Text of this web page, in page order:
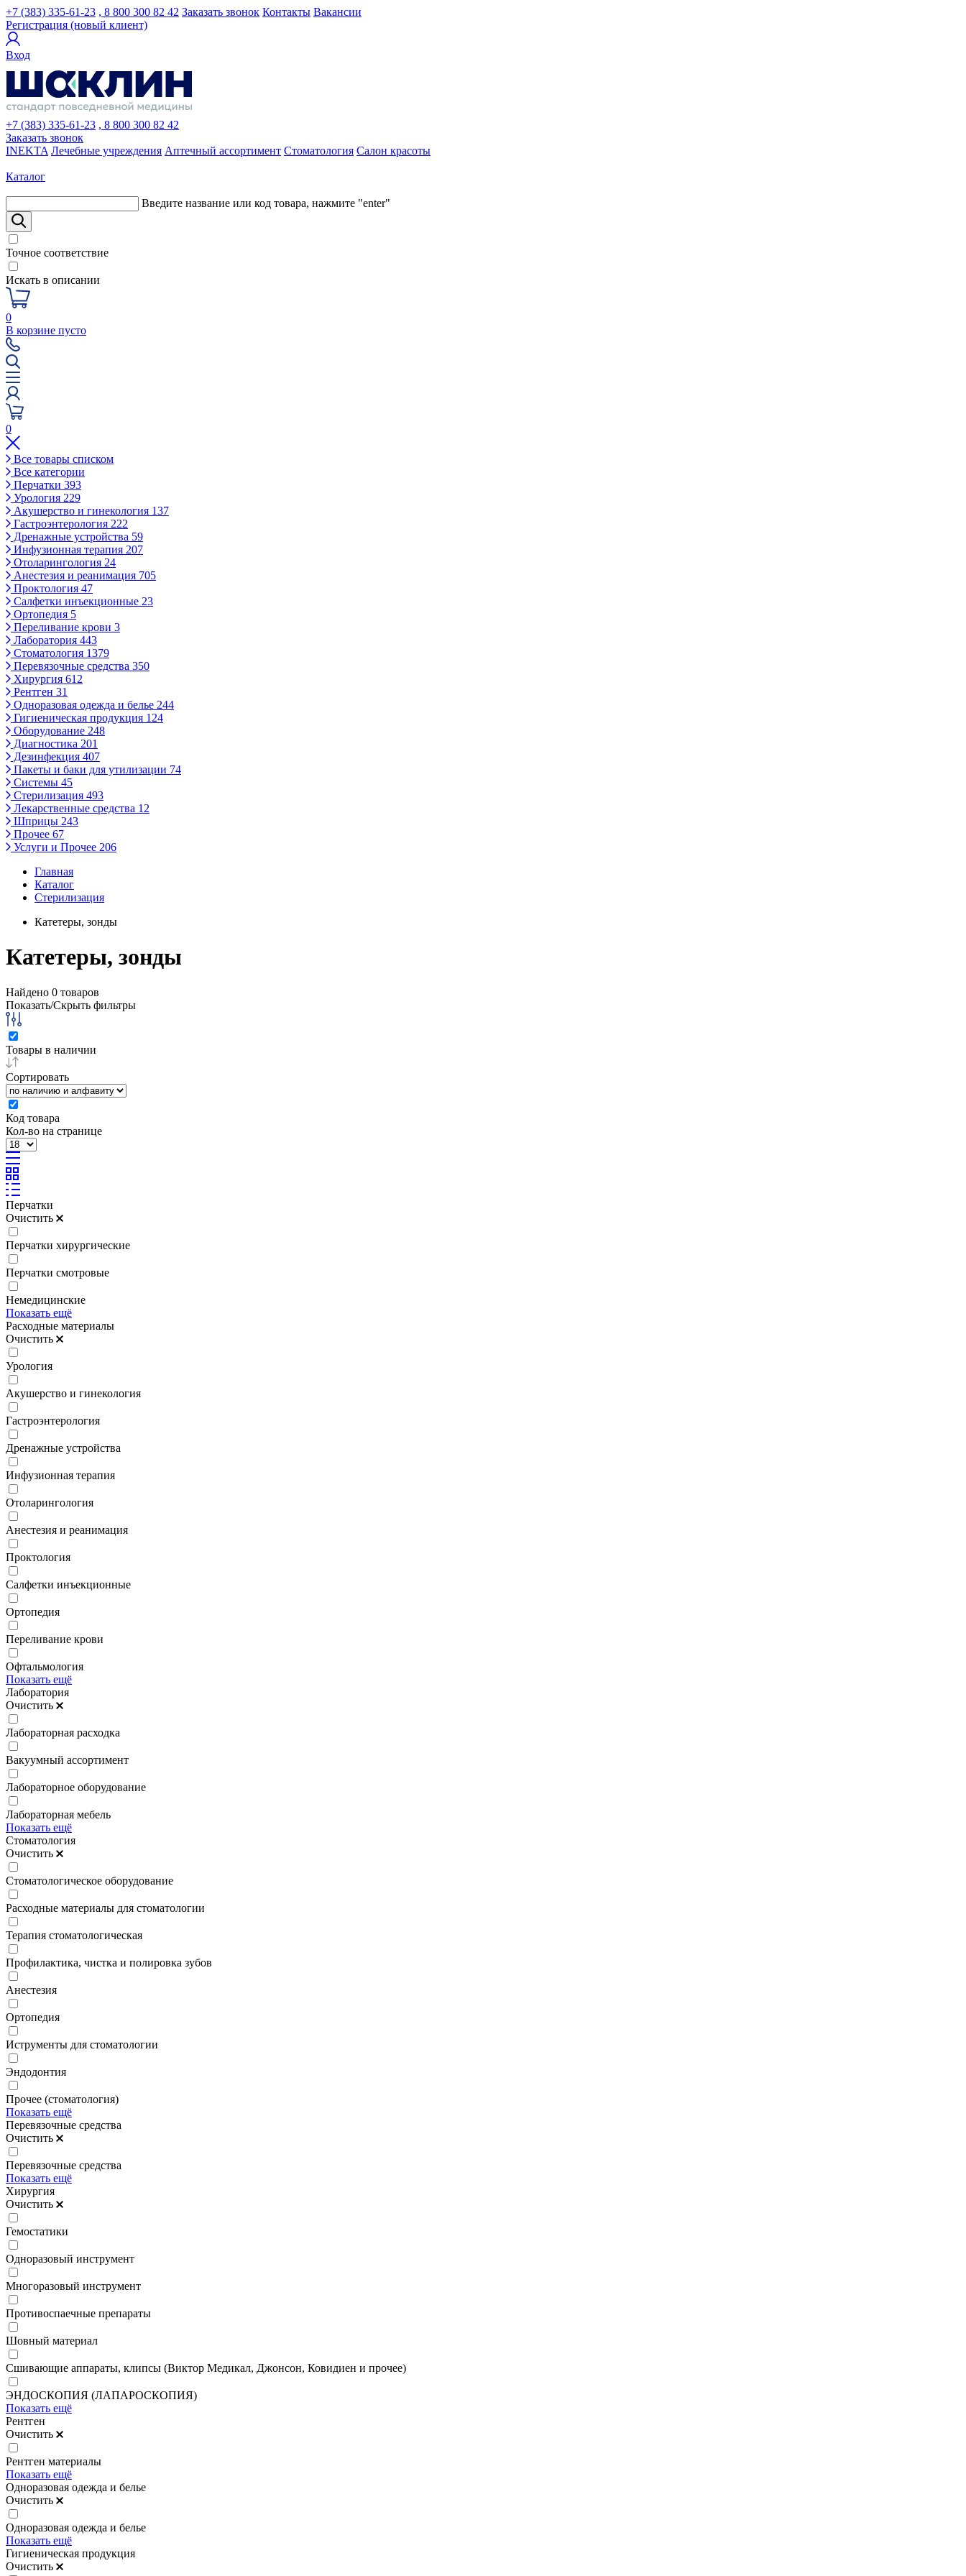
+7 (383) 335-61-23 , 8 800 300 82 42 Заказать звонок Контакты Вакансии
Регистрация (новый клиент)
Вход
+7 (383) 335-61-23 , 8 800 300 82 42
Заказать звонок
INEKTA Лечебные учреждения Аптечный ассортимент Стоматология Салон красоты
Каталог
Введите название или код товара, нажмите "enter"
Точное соответствие
Искать в описании
0
В корзине пусто
0
Все товары списком
Все категории
Перчатки 393
Урология 229
Акушерство и гинекология 137
Гастроэнтерология 222
Дренажные устройства 59
Инфузионная терапия 207
Отоларингология 24
Анестезия и реанимация 705
Проктология 47
Салфетки инъекционные 23
Ортопедия 5
Переливание крови 3
Лаборатория 443
Стоматология 1379
Перевязочные средства 350
Хирургия 612
Рентген 31
Одноразовая одежда и белье 244
Гигиеническая продукция 124
Оборудование 248
Диагностика 201
Дезинфекция 407
Пакеты и баки для утилизации 74
Системы 45
Стерилизация 493
Лекарственные средства 12
Шприцы 243
Прочее 67
Услуги и Прочее 206
Главная
Каталог
Стерилизация
Катетеры, зонды
Катетеры, зонды
Найдено 0 товаров
Показать/Скрыть фильтры
Товары в наличии
Сортировать
Код товара
Кол-во на странице
Перчатки
Очистить
Перчатки хирургические
Перчатки смотровые
Немедицинские
Показать ещё
Расходные материалы
Очистить
Урология
Акушерство и гинекология
Гастроэнтерология
Дренажные устройства
Инфузионная терапия
Отоларингология
Анестезия и реанимация
Проктология
Салфетки инъекционные
Ортопедия
Переливание крови
Офтальмология
Показать ещё
Лаборатория
Очистить
Лабораторная расходка
Вакуумный ассортимент
Лабораторное оборудование
Лабораторная мебель
Показать ещё
Стоматология
Очистить
Стоматологическое оборудование
Расходные материалы для стоматологии
Терапия стоматологическая
Профилактика, чистка и полировка зубов
Анестезия
Ортопедия
Иструменты для стоматологии
Эндодонтия
Прочее (стоматология)
Показать ещё
Перевязочные средства
Очистить
Перевязочные средства
Показать ещё
Хирургия
Очистить
Гемостатики
Одноразовый инструмент
Многоразовый инструмент
Противоспаечные препараты
Шовный материал
Сшивающие аппараты, клипсы (Виктор Медикал, Джонсон, Ковидиен и прочее)
ЭНДОСКОПИЯ (ЛАПАРОСКОПИЯ)
Показать ещё
Рентген
Очистить
Рентген материалы
Показать ещё
Одноразовая одежда и белье
Очистить
Одноразовая одежда и белье
Показать ещё
Гигиеническая продукция
Очистить